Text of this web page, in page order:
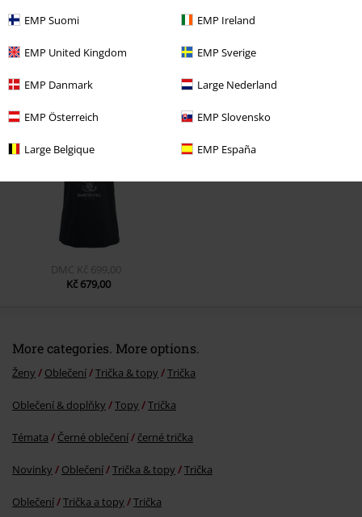
EMP Suomi EMP Ireland
EMP United Kingdom EMP Sverige
EMP Danmark Large Nederland
EMP Österreich EMP Slovensko
Large Belgique EMP España
DMC Kč 699,00
Kč 679,00
More categories. More options.
Ženy Oblečení Trička & topy Trička
Oblečení & doplňky Topy Trička
Témata Černé oblečení černé trička
Novinky Oblečení Trička & topy Trička
Oblečení Trička a topy Trička